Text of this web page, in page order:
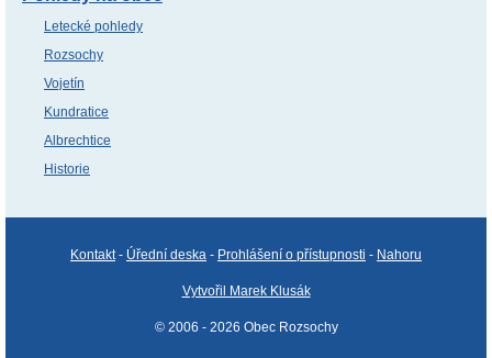
Letecké pohledy
Rozsochy
Vojetín
Kundratice
Albrechtice
Historie
Kontakt- Úřední deska - Prohlášení o přístupnosti - Nahoru
Vytvořil Marek Klusák
© 2006 - 2026 Obec Rozsochy